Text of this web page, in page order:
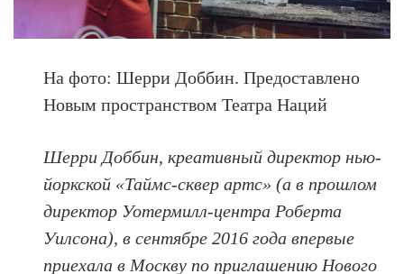
На фото: Шерри Доббин. Предоставлено
Новым пространством Театра Наций
Шерри Доббин, креативный директор нью-
йоркской «Таймс-сквер артс» (а в прошлом
директор Уотермилл-центра Роберта
Уилсона), в сентябре 2016 года впервые
приехала в Москву по приглашению Нового